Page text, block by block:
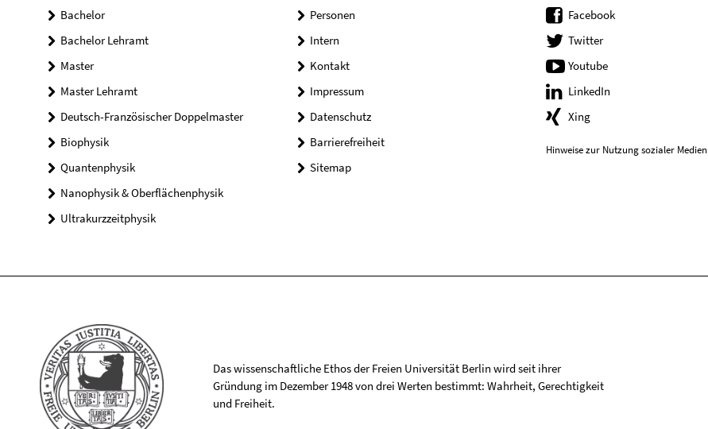
Bachelor
Bachelor Lehramt
Master
Master Lehramt
Deutsch-Französischer Doppelmaster
Biophysik
Quantenphysik
Nanophysik & Oberflächenphysik
Ultrakurzzeitphysik
Personen
Intern
Kontakt
Impressum
Datenschutz
Barrierefreiheit
Sitemap
Facebook
Twitter
Youtube
LinkedIn
Xing
Hinweise zur Nutzung sozialer Medien
Das wissenschaftliche Ethos der Freien Universität Berlin wird seit ihrer
Gründung im Dezember 1948 von drei Werten bestimmt: Wahrheit, Gerechtigkeit
und Freiheit.